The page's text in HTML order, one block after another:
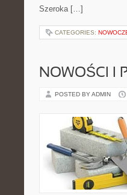
Szeroka […]
CATEGORIES:
NOWOŚCI I
POSTED BY ADMIN